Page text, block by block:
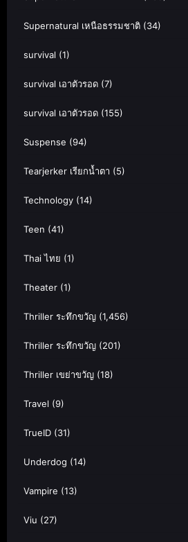
Supernatural เหนือธรรมชาติ (34)
survival (1)
survival เอาตัวรอด (7)
survival เอาตัวรอด (155)
Suspense (94)
Tearjerker เรียกน้ำตา (5)
Technology (14)
Teen (41)
Thai ไทย (1)
Theater (1)
Thriller ระทึกขวัญ (1,456)
Thriller ระทึกขวัญ (201)
Thriller เขย่าขวัญ (18)
Travel (9)
TrueID (31)
Underdog (14)
Vampire (13)
Viu (27)